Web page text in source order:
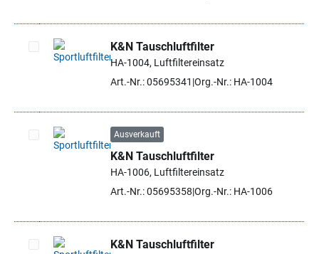
Artikel auswählen
K&N Tauschluftfilter
HA-1004, Luftfiltereinsatz
Art.-Nr.: 05695341 Org.-Nr.: HA-1004
Artikel auswählen
Ausverkauft
K&N Tauschluftfilter
HA-1006, Luftfiltereinsatz
Art.-Nr.: 05695358 Org.-Nr.: HA-1006
K&N Tauschluftfilter